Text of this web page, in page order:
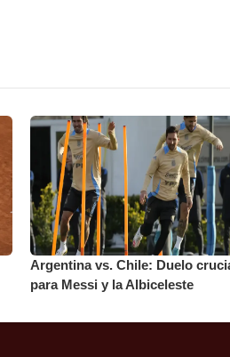
Argentina vs. Chile: Duelo
para Messi y la Albiceleste